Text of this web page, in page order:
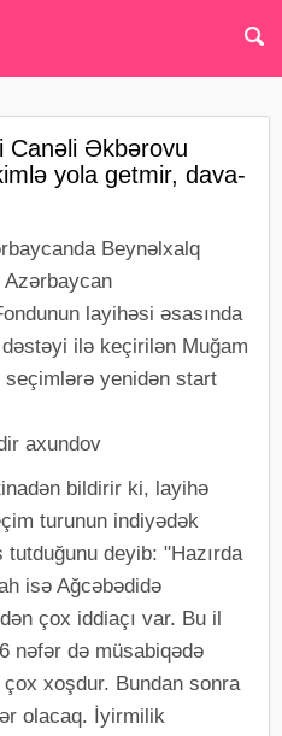
Canəli Əkbərovu
yola getmir, dava-
Beynəlxalq
Azərbaycan
layihəsi əsasında
ilə keçirilən Muğam
yenidən start
axundov
bildirir ki, layihə
turunun indiyədək
tutduğunu deyib: "Hazırda
isə Ağcəbədidə
çox iddiaçı var. Bu il
nəfər də müsabiqədə
xoşdur. Bundan sonra
olacaq. İyirmilik